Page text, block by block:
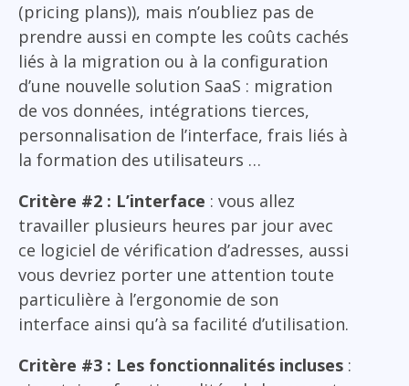
(pricing plans)), mais n’oubliez pas de
prendre aussi en compte les coûts cachés
liés à la migration ou à la configuration
d’une nouvelle solution SaaS : migration
de vos données, intégrations tierces,
personnalisation de l’interface, frais liés à
la formation des utilisateurs …
Critère #2 : L’interface : vous allez
travailler plusieurs heures par jour avec
ce logiciel de vérification d’adresses, aussi
vous devriez porter une attention toute
particulière à l’ergonomie de son
interface ainsi qu’à sa facilité d’utilisation.
Critère #3 : Les fonctionnalités incluses :